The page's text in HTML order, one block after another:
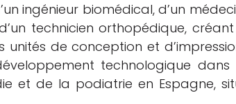
ingénieur biomédical, d’un
technicien orthopédique, créant
unités de conception et
technologique dans
et de la podiatrie en Espagne,